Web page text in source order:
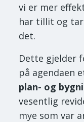
vi er mer
har tillit og
det.
Dette gjelder
på agendaen
plan- og
vesentlig
mye som var